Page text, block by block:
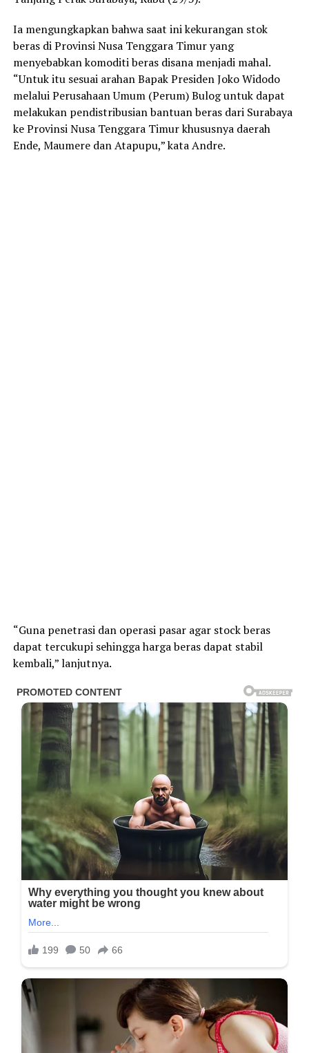
Ia mengungkapkan bahwa saat ini kekurangan stok
beras di Provinsi Nusa Tenggara Timur yang
menyebabkan komoditi beras disana menjadi mahal.
“Untuk itu sesuai arahan Bapak Presiden Joko Widodo
melalui Perusahaan Umum (Perum) Bulog untuk dapat
melakukan pendistribusian bantuan beras dari Surabaya
ke Provinsi Nusa Tenggara Timur khususnya daerah
Ende, Maumere dan Atapupu,” kata Andre.
“Guna penetrasi dan operasi pasar agar stock beras
dapat tercukupi sehingga harga beras dapat stabil
kembali,” lanjutnya.